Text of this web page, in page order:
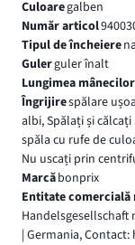
Culoaregalben
Număr articol
Tipul de încheiere
Gulerguler înalt
Lungimea mânecilor
Îngrijirespălare
albi, Spălați și
spăla cu rufe de
Nu uscați prin
Marcăbonprix
Entitate comercială
Handelsgesellschaft
| Germania,